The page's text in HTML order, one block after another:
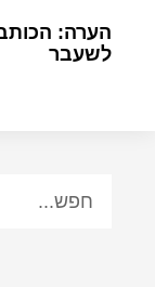
הערה:
לשעבר